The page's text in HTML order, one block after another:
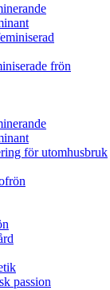
frön
för utomhusbruk
passion